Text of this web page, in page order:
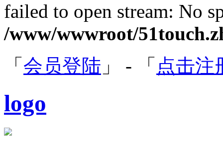
failed to open stream: No
/www/wwwroot/
「 会员登陆 」 - 「 点击注
logo